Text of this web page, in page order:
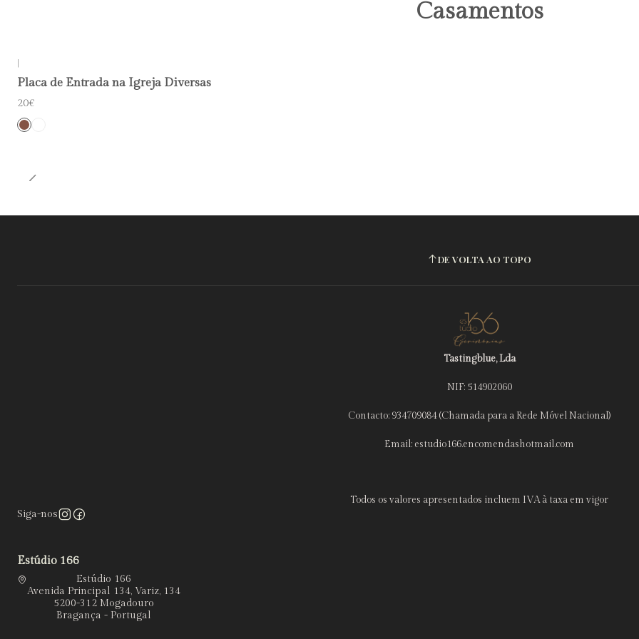
Casamentos
Placa de Entrada na Igreja Diversas
20€
DE VOLTA AO TOPO
Tastingblue, Lda
NIF: 514902060
Contacto: 934709084 (Chamada para a Rede Móvel Nacional)
Email: estudio166.encomendashotmail.com
Todos os valores apresentados incluem IVA à taxa em vigor
Siga-nos
Estúdio 166
Estúdio 166
Avenida Principal 134, Variz, 134
5200-312 Mogadouro
Bragança - Portugal